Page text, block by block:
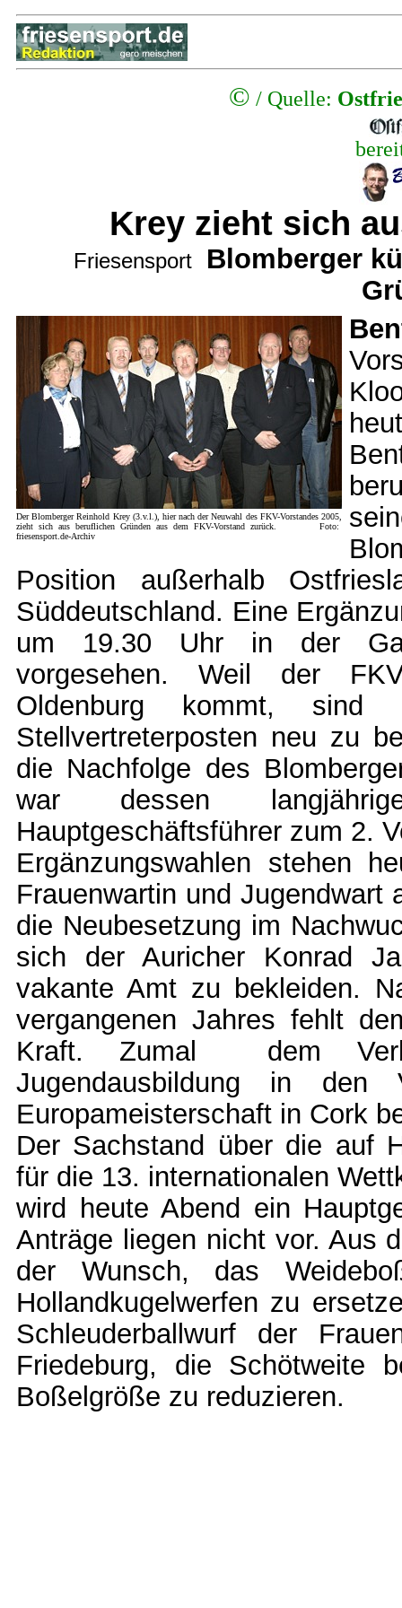
© / Quelle:
Krey zieht sich
Friesensport
Blomberger
Der Blomberger Reinhold Krey (3.v.l.), hier nach der Neuwahl des FKV-Vorstandes 2005,
zieht sich aus beruflichen Gründen aus dem FKV-Vorstand zurück. Foto:
friesensport.de-Archiv
Position außerhalb
Süddeutschland. Eine
um 19.30 Uhr in der
vorgesehen. Weil der
Oldenburg kommt, sind
Stellvertreterposten neu zu
die Nachfolge des
war dessen
Hauptgeschäftsführer zum 2.
Ergänzungswahlen stehen
Frauenwartin und Jugendwart
die Neubesetzung im
sich der Auricher Konrad
vakante Amt zu bekleiden.
vergangenen Jahres fehlt
Kraft. Zumal dem
Jugendausbildung in
Europameisterschaft in Cork
Der Sachstand über die auf
für die 13. internationalen
wird heute Abend ein
Anträge liegen nicht vor. Aus
der Wunsch, das
Hollandkugelwerfen zu
Schleuderballwurf der
Friedeburg, die
Boßelgröße zu reduzieren.